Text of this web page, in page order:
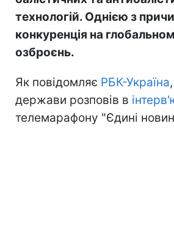
технологій. Однією з
конкуренція на
озброєнь.
Як повідомляє РБК-Україна
держави розповів в
телемарафону "Єдині